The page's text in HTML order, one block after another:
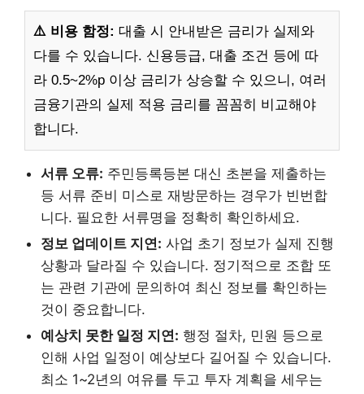
⚠️ 비용 함정: 대출 시 안내받은 금리가 실제와
다를 수 있습니다. 신용등급, 대출 조건 등에 따
라 0.5~2%p 이상 금리가 상승할 수 있으니, 여러
금융기관의 실제 적용 금리를 꼼꼼히 비교해야
합니다.
서류 오류: 주민등록등본 대신 초본을 제출하는
등 서류 준비 미스로 재방문하는 경우가 빈번합
니다. 필요한 서류명을 정확히 확인하세요.
정보 업데이트 지연: 사업 초기 정보가 실제 진행
상황과 달라질 수 있습니다. 정기적으로 조합 또
는 관련 기관에 문의하여 최신 정보를 확인하는
것이 중요합니다.
예상치 못한 일정 지연: 행정 절차, 민원 등으로
인해 사업 일정이 예상보다 길어질 수 있습니다.
최소 1~2년의 여유를 두고 투자 계획을 세우는